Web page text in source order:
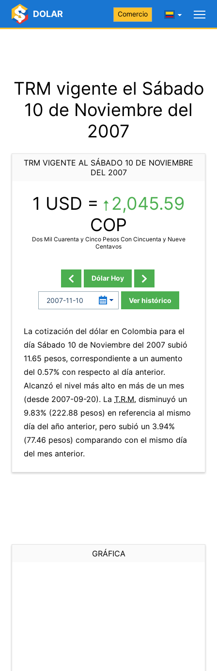
DOLAR Comercio
TRM vigente el Sábado
10 de Noviembre del
2007
TRM VIGENTE AL SÁBADO 10 DE NOVIEMBRE
DEL 2007
1 USD =
2,045.59
COP
Dos Mil Cuarenta y Cinco Pesos Con Cincuenta y Nueve
Centavos
Dólar Hoy
Ver histórico
La cotización del dólar en Colombia para el
día Sábado 10 de Noviembre del 2007 subió
11.65 pesos, correspondiente a un aumento
del 0.57% con respecto al día anterior.
Alcanzó el nivel más alto en más de un mes
(desde 2007-09-20). La T.R.M. disminuyó un
9.83% (222.88 pesos) en referencia al mismo
día del año anterior, pero subió un 3.94%
(77.46 pesos) comparando con el mismo día
del mes anterior.
GRÁFICA